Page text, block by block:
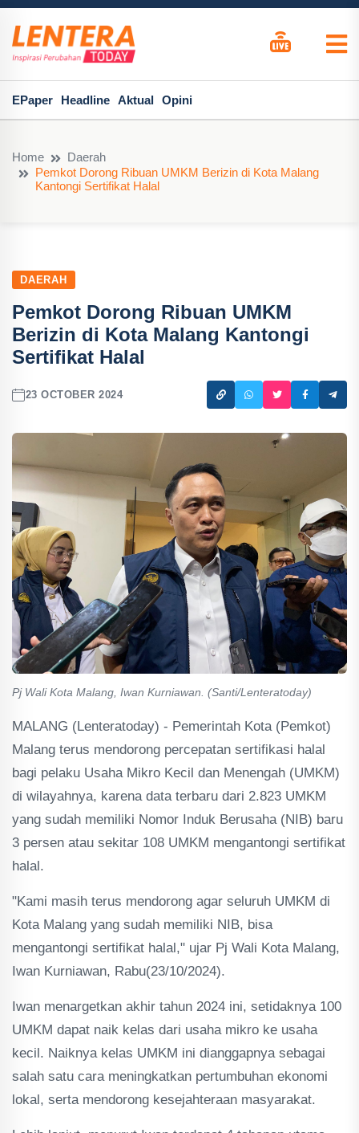
EPaper Headline Aktual Opini
Home
Daerah
Pemkot Dorong Ribuan UMKM Berizin di Kota Malang
Kantongi Sertifikat Halal
DAERAH
Pemkot Dorong Ribuan UMKM
Berizin di Kota Malang Kantongi
Sertifikat Halal
23 OCTOBER 2024
Pj Wali Kota Malang, Iwan Kurniawan. (Santi/Lenteratoday)
MALANG (Lenteratoday) - Pemerintah Kota (Pemkot)
Malang terus mendorong percepatan sertifikasi halal
bagi pelaku Usaha Mikro Kecil dan Menengah (UMKM)
di wilayahnya, karena data terbaru dari 2.823 UMKM
yang sudah memiliki Nomor Induk Berusaha (NIB) baru
3 persen atau sekitar 108 UMKM mengantongi sertifikat
halal.
"Kami masih terus mendorong agar seluruh UMKM di
Kota Malang yang sudah memiliki NIB, bisa
mengantongi sertifikat halal," ujar Pj Wali Kota Malang,
Iwan Kurniawan, Rabu(23/10/2024).
Iwan menargetkan akhir tahun 2024 ini, setidaknya 100
UMKM dapat naik kelas dari usaha mikro ke usaha
kecil. Naiknya kelas UMKM ini dianggapnya sebagai
salah satu cara meningkatkan pertumbuhan ekonomi
lokal, serta mendorong kesejahteraan masyarakat.